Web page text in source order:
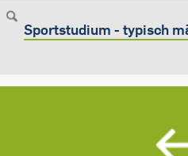
Sportstudium - typisch